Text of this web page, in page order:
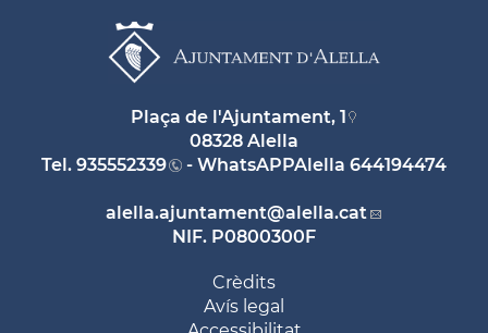
Plaça de l'Ajuntament, 1
08328 Alella
Tel. 935552339 - WhatsAPPAlella 644194474
alella.ajuntament@alella.cat
NIF. P0800300F
Crèdits
Avís legal